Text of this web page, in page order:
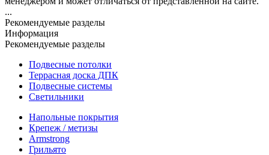
...
Рекомендуемые разделы
Информация
Рекомендуемые разделы
Подвесные потолки
Террасная доска ДПК
Подвесные системы
Светильники
Напольные покрытия
Крепеж / метизы
Armstrong
Грильято